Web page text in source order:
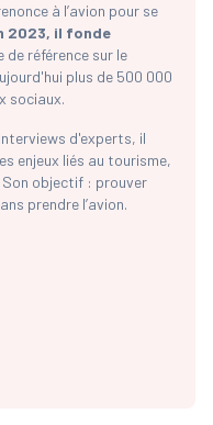
à l’avion pour se
2023, il fonde
de référence sur le
plus de 500 000
sociaux.
d'experts, il
enjeux liés au tourisme,
objectif : prouver
prendre l’avion.